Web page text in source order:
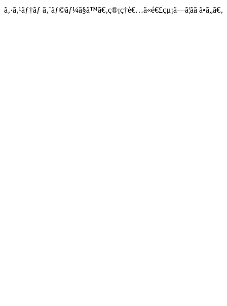
ã‚·ã‚¹ãƒ†ãƒ ã‚¨ãƒ©ãƒ¼ã§ã™ã€‚ç®¡ç†è€…ã«é€£çµ¡ã—ã¦ãã ã•ã„ã€‚